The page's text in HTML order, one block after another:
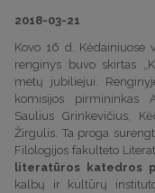
2018-03-21
Kovo 16 d. Kėdainiuose
renginys buvo skirtas
metų jubiliejui.
komisijos pirmininkas
Saulius Grinkevičius,
Žirgulis. Ta proga
Filologijos fakulteto
literatūros katedros
kalbų ir kultūrų